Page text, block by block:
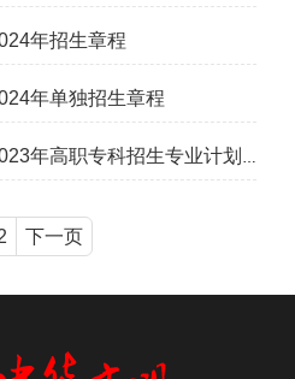
年招生章程
年单独招生章程
年高职专科招生专业计划
下一页